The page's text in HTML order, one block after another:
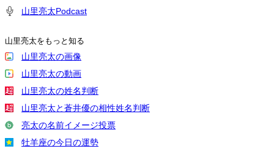
山里亮太Podcast
山里亮太をもっと知る
山里亮太の画像
山里亮太の動画
山里亮太の姓名判断
山里亮太と蒼井優の相性姓名判断
亮太の名前イメージ投票
牡羊座の今日の運勢